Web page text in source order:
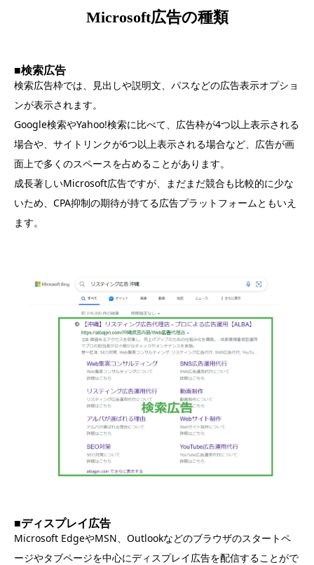
Microsoft広告の種類
■検索広告
検索広告枠では、見出しや説明文、パスなどの広告表示オプショ
ンが表示されます。
Google検索やYahoo!検索に比べて、広告枠が4つ以上表示される
場合や、サイトリンクが6つ以上表示される場合など、広告が画
面上で多くのスペースを占めることがあります。
成長著しいMicrosoft広告ですが、まだまだ競合も比較的に少な
いため、CPA抑制の期待が持てる広告プラットフォームともいえ
ます。
■ディスプレイ広告
Microsoft EdgeやMSN、Outlookなどのブラウザのスタートペ
ージやタブページを中心にディスプレイ広告を配信することがで